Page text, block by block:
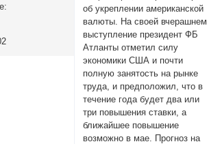
об укреплении американской
валюты. На своей вчерашнем
выступление президент ФБ
Атланты отметил силу
экономики США и почти
полную занятость на рынке
труда, и предположил, что в
течение года будет два или
три повышения ставки, а
ближайшее повышение
возможно в мае. Прогноз на